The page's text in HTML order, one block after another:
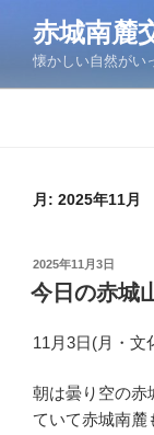
ン
赤城南麓
懐かしい自然がい
月: 2025年11月
投
稿
日:
2025年11月3日
今日の赤城
11月3日(月・文
朝は曇り空の赤
ていて赤城南麓